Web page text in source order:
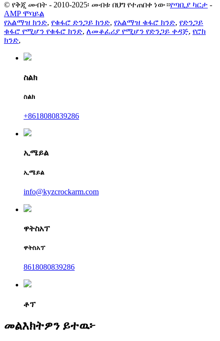
© የቅጂ መብት - 2010-2025፡ መብቱ በህግ የተጠበቀ ነው።የጣቢያ ካርታ -
AMP ሞባይል
የአልማዝ ክንድ, የቁፋሮ ድንጋይ ክንድ, የአልማዝ ቁፋሮ ክንድ, የድንጋይ
ቁፋሮ የሚሆን የቁፋሮ ክንድ, ለመቆፈሪያ የሚሆን የድንጋይ ቀዳጅ, የሮክ
ክንድ,
ስልክ
ስልክ
+8618080839286
ኢሜይል
ኢሜይል
info@kyzcrockarm.com
ዋትስአፕ
ዋትስአፕ
8618080839286
ቶፕ
መልእክትዎን ይተዉ፦